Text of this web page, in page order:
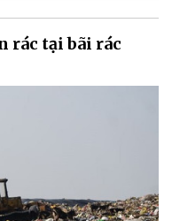
rác tại bãi rác